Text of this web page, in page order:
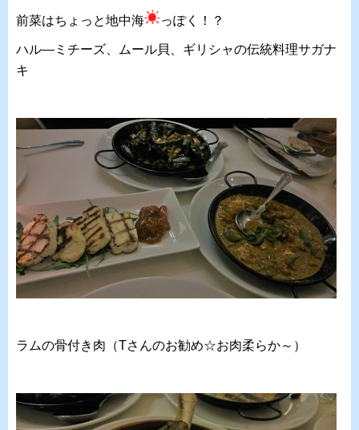
前菜はちょっと地中海 っぽく！？
ハル―ミチーズ、ムール貝、ギリシャの伝統料理サガナ
キ
ラムの骨付き肉（Tさんのお勧め☆お肉柔らか～）